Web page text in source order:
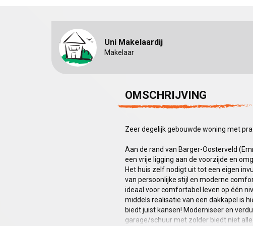
Uni Makelaardij
Makelaar
OMSCHRIJVING
Zeer degelijk gebouwde woning met
Aan de rand van Barger-Oosterveld
een vrije ligging aan de voorzijde en
Het huis zelf nodigt uit tot een eigen
van persoonlijke stijl en moderne
ideaal voor comfortabel leven op één
middels realisatie van een dakkapel is
biedt juist kansen! Moderniseer en
garage/schuur met zolder biedt niet